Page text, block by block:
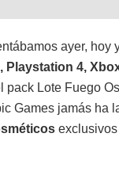
ayer, hoy
Playstation 4,
pack Lote Fuego
Games jamás ha